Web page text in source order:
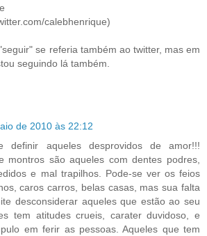
calebhenrique)
se referia também ao twitter, mas em
seguindo lá também.
de 2010 às 22:12
definir aqueles desprovidos de amor!!!
montros são aqueles com dentes podres,
e mal trapilhos. Pode-se ver os feios
caros carros, belas casas, mas sua falta
desconsiderar aqueles que estão ao seu
tem atitudes crueis, carater duvidoso, e
em ferir as pessoas. Aqueles que tem